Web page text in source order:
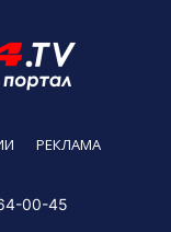
РЕКЛАМА
00-45